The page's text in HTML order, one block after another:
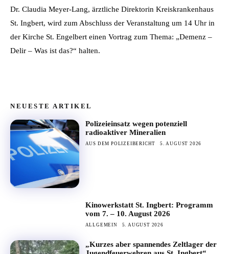
Dr. Claudia Meyer-Lang, ärztliche Direktorin Kreiskrankenhaus
St. Ingbert, wird zum Abschluss der Veranstaltung um 14 Uhr in
der Kirche St. Engelbert einen Vortrag zum Thema: „Demenz –
Delir – Was ist das?“ halten.
NEUESTE ARTIKEL
Polizeieinsatz wegen potenziell
radioaktiver Mineralien
AUS DEM POLIZEIBERICHT 5. AUGUST 2026
Kinowerkstatt St. Ingbert: Programm
vom 7. – 10. August 2026
ALLGEMEIN 5. AUGUST 2026
„Kurzes aber spannendes Zeltlager der